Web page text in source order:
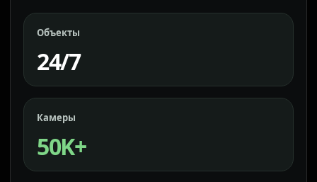
Объекты
24/7
Камеры
50K+